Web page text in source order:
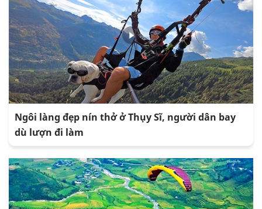
Ngôi làng đẹp nín thở ở Thụy Sĩ, người dân bay
dù lượn đi làm